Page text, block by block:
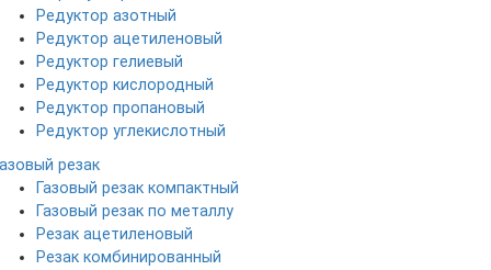
Редуктор азотный
Редуктор ацетиленовый
Редуктор гелиевый
Редуктор кислородный
Редуктор пропановый
Редуктор углекислотный
резак
Газовый резак компактный
Газовый резак по металлу
Резак ацетиленовый
Резак комбинированный